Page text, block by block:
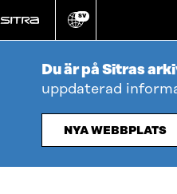
direkt
till
Ändra
språk
SV
Du är på Sitras
uppdaterad
NYA WEBBPLATS